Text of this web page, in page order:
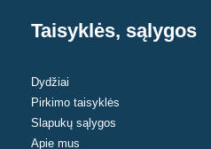
on
page
Taisyklės, sąlygos
Dydžiai
Pirkimo taisyklės
Slapukų sąlygos
Apie mus